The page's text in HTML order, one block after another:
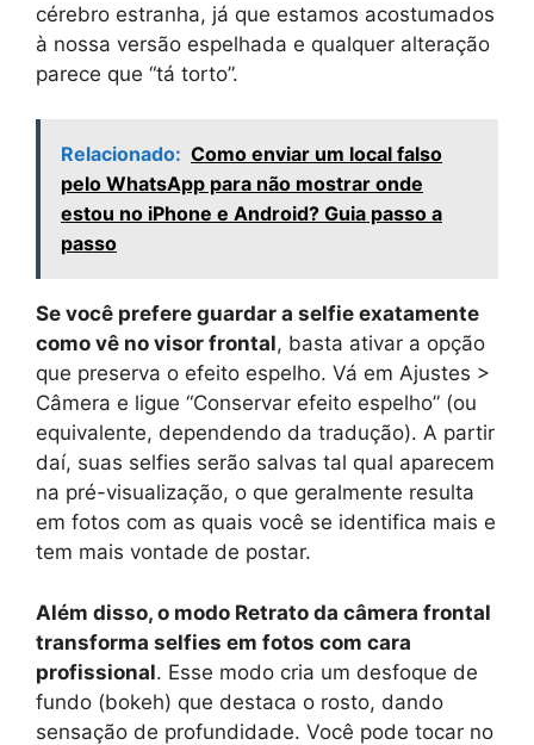
cérebro estranha, já que estamos acostumados
à nossa versão espelhada e qualquer alteração
parece que “tá torto”.
Relacionado: Como enviar um local falso
pelo WhatsApp para não mostrar onde
estou no iPhone e Android? Guia passo a
passo
Se você prefere guardar a selfie exatamente
como vê no visor frontal, basta ativar a opção
que preserva o efeito espelho. Vá em Ajustes >
Câmera e ligue “Conservar efeito espelho” (ou
equivalente, dependendo da tradução). A partir
daí, suas selfies serão salvas tal qual aparecem
na pré-visualização, o que geralmente resulta
em fotos com as quais você se identifica mais e
tem mais vontade de postar.
Além disso, o modo Retrato da câmera frontal
transforma selfies em fotos com cara
profissional. Esse modo cria um desfoque de
fundo (bokeh) que destaca o rosto, dando
sensação de profundidade. Você pode tocar no